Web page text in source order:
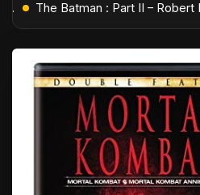
L'Âge de Glace : Le Réveil du Volcan – Manny, Sid et Diego de retour pour une aventure explosive